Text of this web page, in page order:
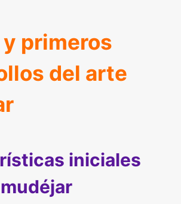
primeros
del arte
iniciales